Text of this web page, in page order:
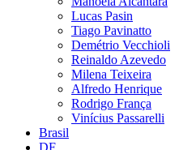
Lucas Pasin
Tiago Pavinatto
Demétrio Vecchioli
Reinaldo Azevedo
Milena Teixeira
Alfredo Henrique
Rodrigo França
Vinícius Passarelli
Brasil
DF